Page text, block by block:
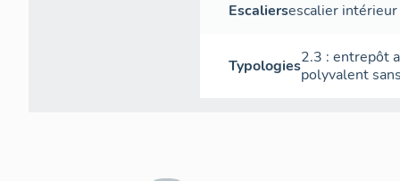
Escaliersescalier intérieur
Typologies2.3 : entrepôt
polyvalent